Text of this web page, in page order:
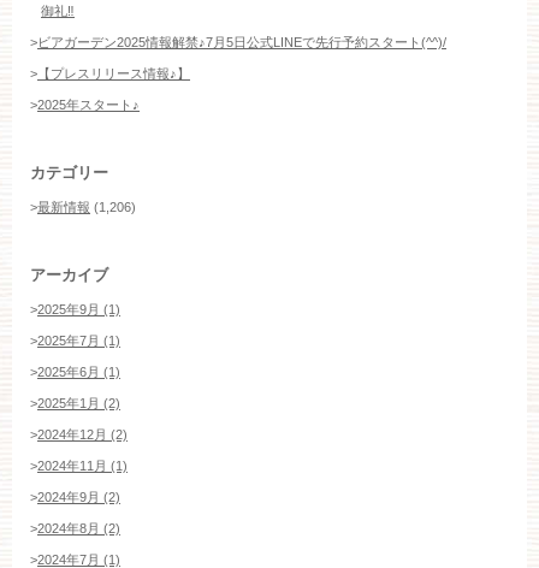
御礼‼️
>ビアガーデン2025情報解禁♪7月5日公式LINEで先行予約スタート(^^)/
> 【プレスリリース情報♪】
>2025年スタート♪
カテゴリー
>最新情報 (1,206)
アーカイブ
>2025年9月 (1)
>2025年7月 (1)
>2025年6月 (1)
>2025年1月 (2)
>2024年12月 (2)
>2024年11月 (1)
>2024年9月 (2)
>2024年8月 (2)
>2024年7月 (1)